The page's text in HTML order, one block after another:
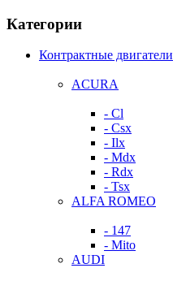
Категории
Контрактные двигатели
ACURA
- Cl
- Csx
- Ilx
- Mdx
- Rdx
- Tsx
ALFA ROMEO
- 147
- Mito
AUDI